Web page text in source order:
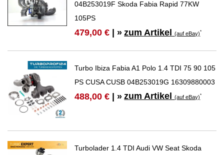
04B253019F Skoda Fabia Rapid 77KW
105PS
479,00 € | » zum Artikel(auf eBay)*
Turbo Ibiza Fabia A1 Polo 1.4 TDI 75 90 105
PS CUSA CUSB 04B253019G 16309880003
488,00 € | » zum Artikel(auf eBay)*
Turbolader 1.4 TDI Audi VW Seat Skoda